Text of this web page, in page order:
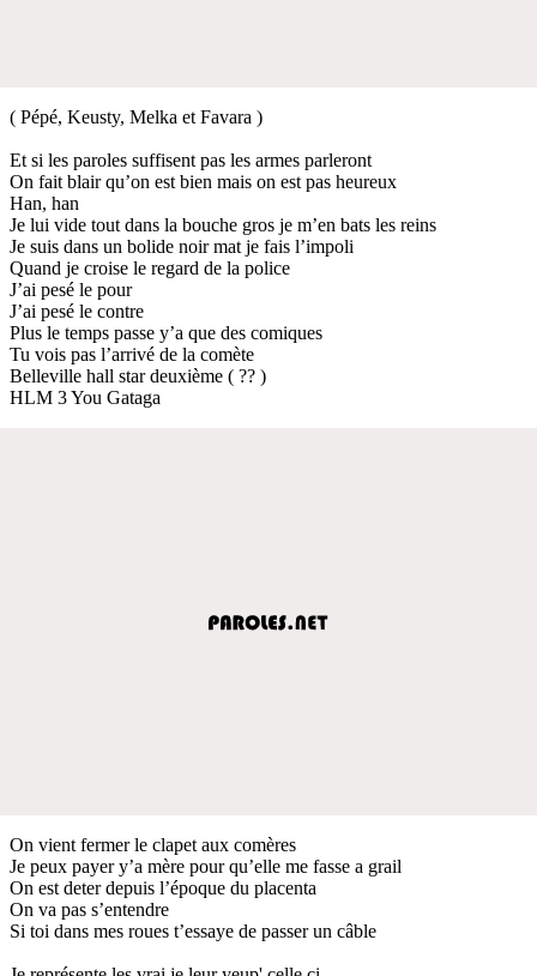
( Pépé, Keusty, Melka et Favara )
Et si les paroles suffisent pas les armes parleront
On fait blair qu’on est bien mais on est pas heureux
Han, han
Je lui vide tout dans la bouche gros je m’en bats les reins
Je suis dans un bolide noir mat je fais l’impoli
Quand je croise le regard de la police
J’ai pesé le pour
J’ai pesé le contre
Plus le temps passe y’a que des comiques
Tu vois pas l’arrivé de la comète
Belleville hall star deuxième ( ?? )
HLM 3 You Gataga
On vient fermer le clapet aux comères
Je peux payer y’a mère pour qu’elle me fasse a grail
On est deter depuis l’époque du placenta
On va pas s’entendre
Si toi dans mes roues t’essaye de passer un câble